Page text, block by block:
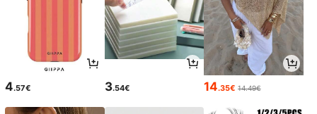
4.57€ 3.54€ 14.35€ 14.49€